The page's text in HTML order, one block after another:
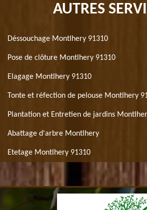
AUTRES
Déssouchage Montlhery 91310
Pose de clôture Montlhery 91310
Elagage Montlhery 91310
Tonte et réfection de pelouse Montlhery
Plantation et Entretien de jardins
Abattage d'arbre Montlhery
Etetage Montlhery 91310